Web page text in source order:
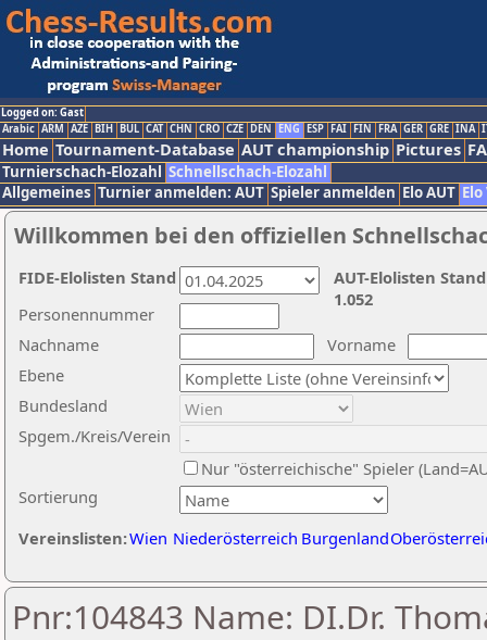
Logged on: Gast
Arabic ARM AZE BIH BUL CAT CHN CRO CZE DEN ENG ESP FAI FIN FRA GER GRE INA
Home Tournament-Database AUT championship Pictures
Turnierschach-Elozahl Schnellschach-Elozahl
Allgemeines Turnier anmelden: AUT Spieler anmelden Elo AUT
Willkommen bei den offiziellen
Nachname
Vorname
Ebene
Sortierung
Personennummer
Bundesland
Spgem./Kreis/Verein
Nur "österreichische" Spieler
Vereinslisten:Wien Niederösterreich Burgenland
AUT-Elolisten
1.052
FIDE-Elolisten Stand
Pnr:104843 Name: DI.Dr.